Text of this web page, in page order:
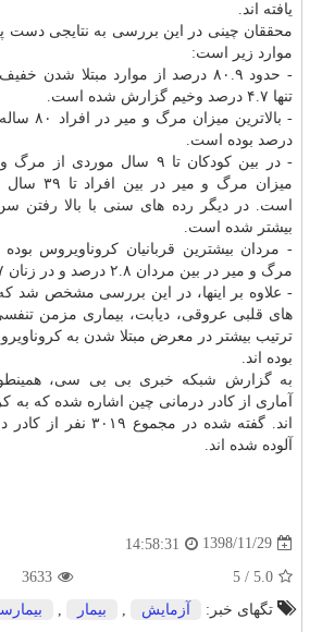
یافته اند.
محققان چینی در این بررسی به نتایجی دست
موارد زیر است:
تنها ۴.۷ درصد وخیم گزارش شده است.
درصد بوده است.
- در بین كودكان تا ۹ سال
است. در دیگر رده های سنی با بالا رفتن
بیشتر شده است.
- مردان بیشترین قربانیان كروناویروس
مرگ و میر در بین مردان ۲.۸ درصد و در زنان ۱.۷ درصد بوده است.
- علاوه بر اینها، در این بررسی مشخص شد كه
های قلبی عروقی، دیابت، بیماری مزمن
ترتیب بیشتر در معرض مبتلا شدن به
بوده اند.
به گزارش شبكه خبری بی بی سی،
آماری از كادر درمانی چین اشاره شده كه به
اند. گفته شده در مجموع
آلوده شده اند.
1398/11/29
14:58:31
5.0
/
5
3633
تگهای خبر:
آزمایش بیمار